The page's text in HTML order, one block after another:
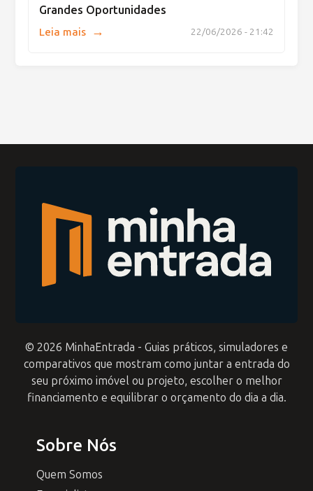
Grandes Oportunidades
22/06/2026 - 21:42
Leia mais →
© 2026 MinhaEntrada - Guias práticos, simuladores e
comparativos que mostram como juntar a entrada do
seu próximo imóvel ou projeto, escolher o melhor
financiamento e equilibrar o orçamento do dia a dia.
Sobre Nós
Quem Somos